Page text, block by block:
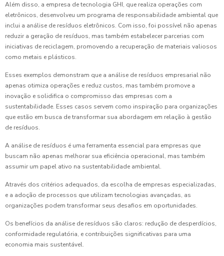
Além disso, a empresa de tecnologia GHI, que realiza operações com
eletrônicos, desenvolveu um programa de responsabilidade ambiental que
inclui a análise de resíduos eletrônicos. Com isso, foi possível não apenas
reduzir a geração de resíduos, mas também estabelecer parcerias com
iniciativas de reciclagem, promovendo a recuperação de materiais valiosos
como metais e plásticos.
Esses exemplos demonstram que a análise de resíduos empresarial não
apenas otimiza operações e reduz custos, mas também promove a
inovação e solidifica o compromisso das empresas com a
sustentabilidade. Esses casos servem como inspiração para organizações
que estão em busca de transformar sua abordagem em relação à gestão
de resíduos.
A análise de resíduos é uma ferramenta essencial para empresas que
buscam não apenas melhorar sua eficiência operacional, mas também
assumir um papel ativo na sustentabilidade ambiental.
Através dos critérios adequados, da escolha de empresas especializadas,
e a adoção de processos que utilizam tecnologias avançadas, as
organizações podem transformar seus desafios em oportunidades.
Os benefícios da análise de resíduos são claros: redução de desperdícios,
conformidade regulatória, e contribuições significativas para uma
economia mais sustentável.